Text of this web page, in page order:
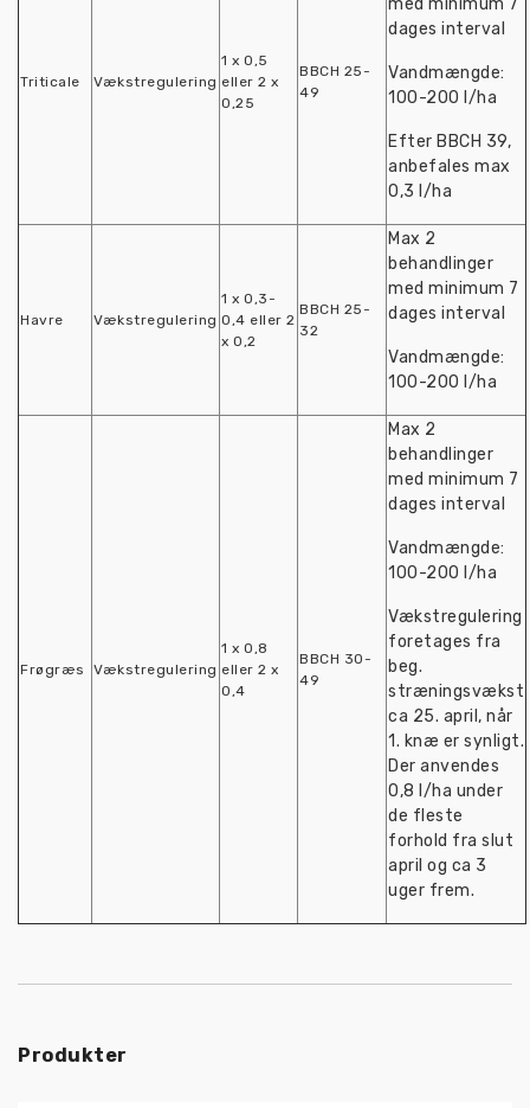
Triticale Vækstregulering
1 x 0,5
eller 2 x
0,25
BBCH 25-
49
med minimum 7
dages interval
Vandmængde:
100-200 l/ha
Efter BBCH 39,
anbefales max
0,3 l/ha
Havre Vækstregulering
1 x 0,3-
0,4 eller 2
x 0,2
BBCH 25-
32
Max 2
behandlinger
med minimum 7
dages interval
Vandmængde:
100-200 l/ha
Frøgræs Vækstregulering
1 x 0,8
eller 2 x
0,4
BBCH 30-
49
Max 2
behandlinger
med minimum 7
dages interval
Vandmængde:
100-200 l/ha
Vækstregulering
foretages fra
beg.
stræningsvækst
ca 25. april, når
1. knæ er synligt.
Der anvendes
0,8 l/ha under
de fleste
forhold fra slut
april og ca 3
uger frem.
Produkter